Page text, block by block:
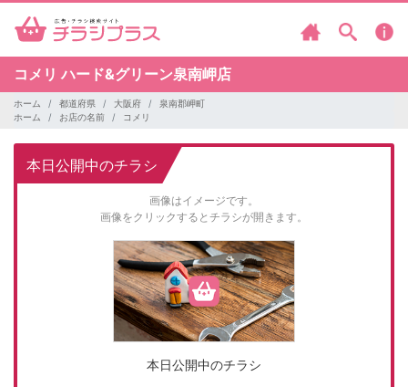
コメリハード&グリーン泉南岬店
ホーム 都道府県 大阪府
泉南郡岬町
ホーム
お店の名前 コメリ
本日公開中のチラシ
画像はイメージです。
画像をクリックするとチラシが開きます。
本日公開中のチラシ